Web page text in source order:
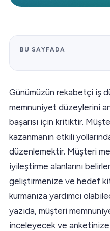
BU SAYFADA
Günümüzün rekabetçi iş
memnuniyet düzeylerini
başarısı için kritiktir.
kazanmanın etkili
düzenlemektir. Müşteri
iyileştirme alanlarını
geliştirmenize ve hedef
kurmanıza yardımcı
yazıda, müşteri
inceleyecek ve